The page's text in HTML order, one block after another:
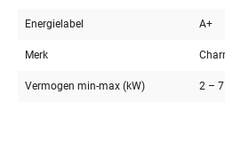
Energielabel A+
Merk
Vermogen min-max (kW) 2 – 7